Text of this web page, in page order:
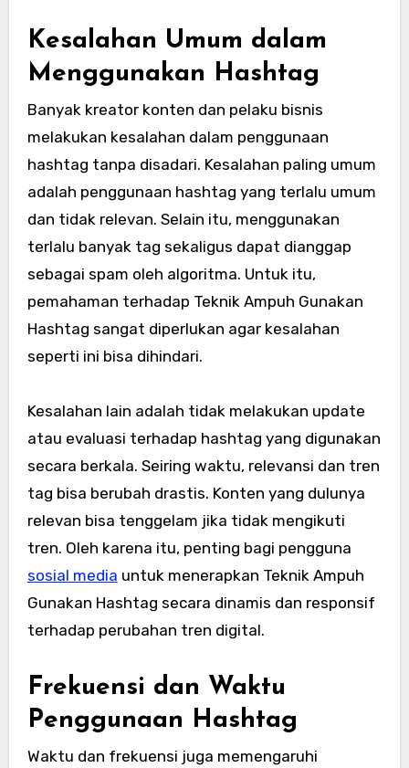
Kesalahan Umum dalam
Menggunakan Hashtag
Banyak kreator konten dan pelaku bisnis
melakukan kesalahan dalam penggunaan
hashtag tanpa disadari. Kesalahan paling umum
adalah penggunaan hashtag yang terlalu umum
dan tidak relevan. Selain itu, menggunakan
terlalu banyak tag sekaligus dapat dianggap
sebagai spam oleh algoritma. Untuk itu,
pemahaman terhadap Teknik Ampuh Gunakan
Hashtag sangat diperlukan agar kesalahan
seperti ini bisa dihindari.
Kesalahan lain adalah tidak melakukan update
atau evaluasi terhadap hashtag yang digunakan
secara berkala. Seiring waktu, relevansi dan tren
tag bisa berubah drastis. Konten yang dulunya
relevan bisa tenggelam jika tidak mengikuti
tren. Oleh karena itu, penting bagi pengguna
sosial media untuk menerapkan Teknik Ampuh
Gunakan Hashtag secara dinamis dan responsif
terhadap perubahan tren digital.
Frekuensi dan Waktu
Penggunaan Hashtag
Waktu dan frekuensi juga memengaruhi